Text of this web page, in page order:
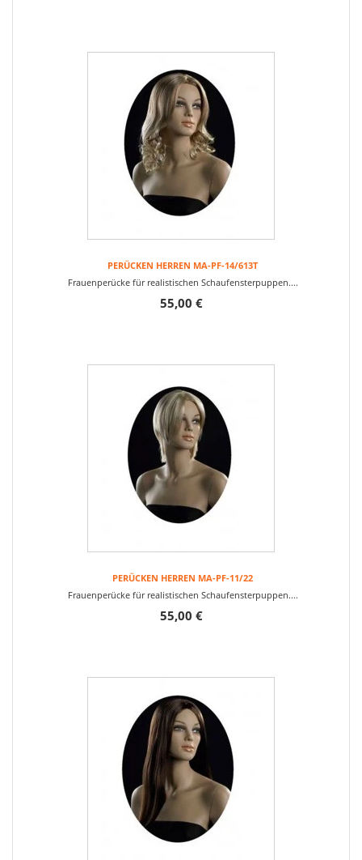
PERÜCKEN HERREN MA-PF-14/613T
Frauenperücke für realistischen Schaufensterpuppen....
55,00 €
PERÜCKEN HERREN MA-PF-11/22
Frauenperücke für realistischen Schaufensterpuppen....
55,00 €